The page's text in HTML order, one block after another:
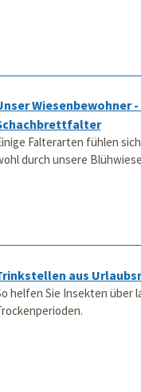
Wiesenbewohner -
Falterarten fühlen
durch unsere
aus
helfen Sie Insekten über